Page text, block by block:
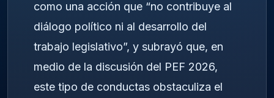
como una acción que “no contribuye al
diálogo político ni al desarrollo del
trabajo legislativo”, y subrayó que, en
medio de la discusión del PEF 2026,
este tipo de conductas obstaculiza el